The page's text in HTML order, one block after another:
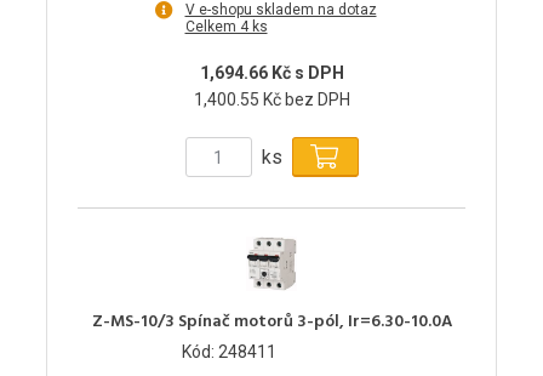
V e-shopu skladem na dotaz
Celkem 4 ks
1,694.66 Kč s DPH
1,400.55 Kč bez DPH
ks
Z-MS-10/3 Spínač motorů 3-pól, Ir=6.30-10.0A
Kód: 248411